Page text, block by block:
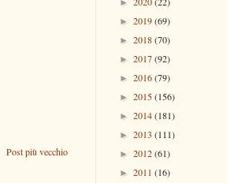
Post più vecchio
► 2019(69)
► 2018(70)
► 2017(92)
► 2016(79)
► 2015(156)
► 2014(181)
► 2013 (111)
► 2012(61)
► 2011 (16)